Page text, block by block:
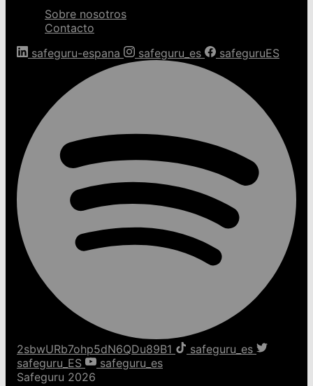
Sobre nosotros
Contacto
safeguru-espana
safeguru_es safeguruES
2sbwURb7ohp5dN6QDu89B1
safeguru_es
safeguru_ES
safeguru_es
Safeguru 2026